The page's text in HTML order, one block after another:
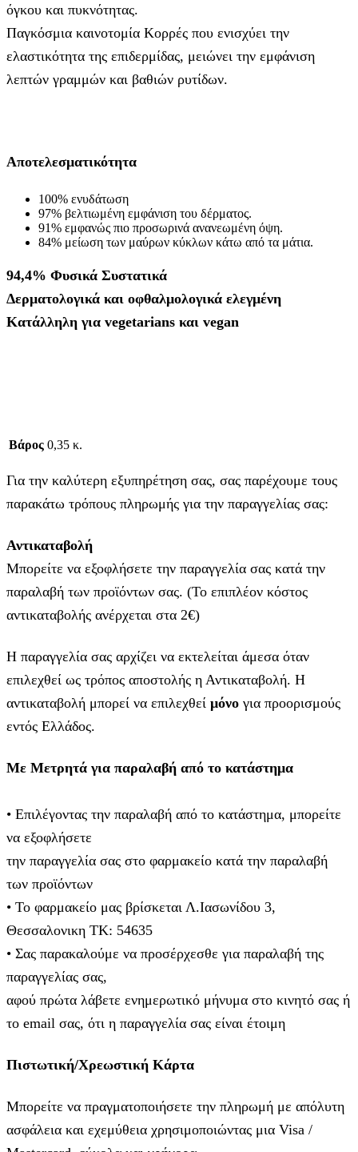
όγκου και πυκνότητας.
Παγκόσμια καινοτομία Κορρές που ενισχύει την
ελαστικότητα της επιδερμίδας, μειώνει την εμφάνιση
λεπτών γραμμών και βαθιών ρυτίδων.
Αποτελεσματικότητα
100% ενυδάτωση
97% βελτιωμένη εμφάνιση του δέρματος.
91% εμφανώς πιο προσωρινά ανανεωμένη όψη.
84% μείωση των μαύρων κύκλων κάτω από τα μάτια.
94,4% Φυσικά Συστατικά
Δερματολογικά και οφθαλμολογικά ελεγμένη
Κατάλληλη για vegetarians και vegan
Βάρος 0,35 κ.
Για την καλύτερη εξυπηρέτηση σας, σας παρέχουμε τους
παρακάτω τρόπους πληρωμής για την παραγγελίας σας:
Αντικαταβολή
Μπορείτε να εξοφλήσετε την παραγγελία σας κατά την
παραλαβή των προϊόντων σας. (Το επιπλέον κόστος
αντικαταβολής ανέρχεται στα 2€)
Η παραγγελία σας αρχίζει να εκτελείται άμεσα όταν
επιλεχθεί ως τρόπος αποστολής η Αντικαταβολή. Η
αντικαταβολή μπορεί να επιλεχθεί μόνο για προορισμούς
εντός Ελλάδος.
Με Μετρητά για παραλαβή από το κατάστημα
• Επιλέγοντας την παραλαβή από το κατάστημα, μπορείτε
να εξοφλήσετε
την παραγγελία σας στο φαρμακείο κατά την παραλαβή
των προϊόντων
• Το φαρμακείο μας βρίσκεται Λ.Ιασωνίδου 3,
Θεσσαλονικη ΤΚ: 54635
• Σας παρακαλούμε να προσέρχεσθε για παραλαβή της
παραγγελίας σας,
αφού πρώτα λάβετε ενημερωτικό μήνυμα στο κινητό σας ή
το email σας, ότι η παραγγελία σας είναι έτοιμη
Πιστωτική/Χρεωστική Κάρτα
Μπορείτε να πραγματοποιήσετε την πληρωμή με απόλυτη
ασφάλεια και εχεμύθεια χρησιμοποιώντας μια Visa /